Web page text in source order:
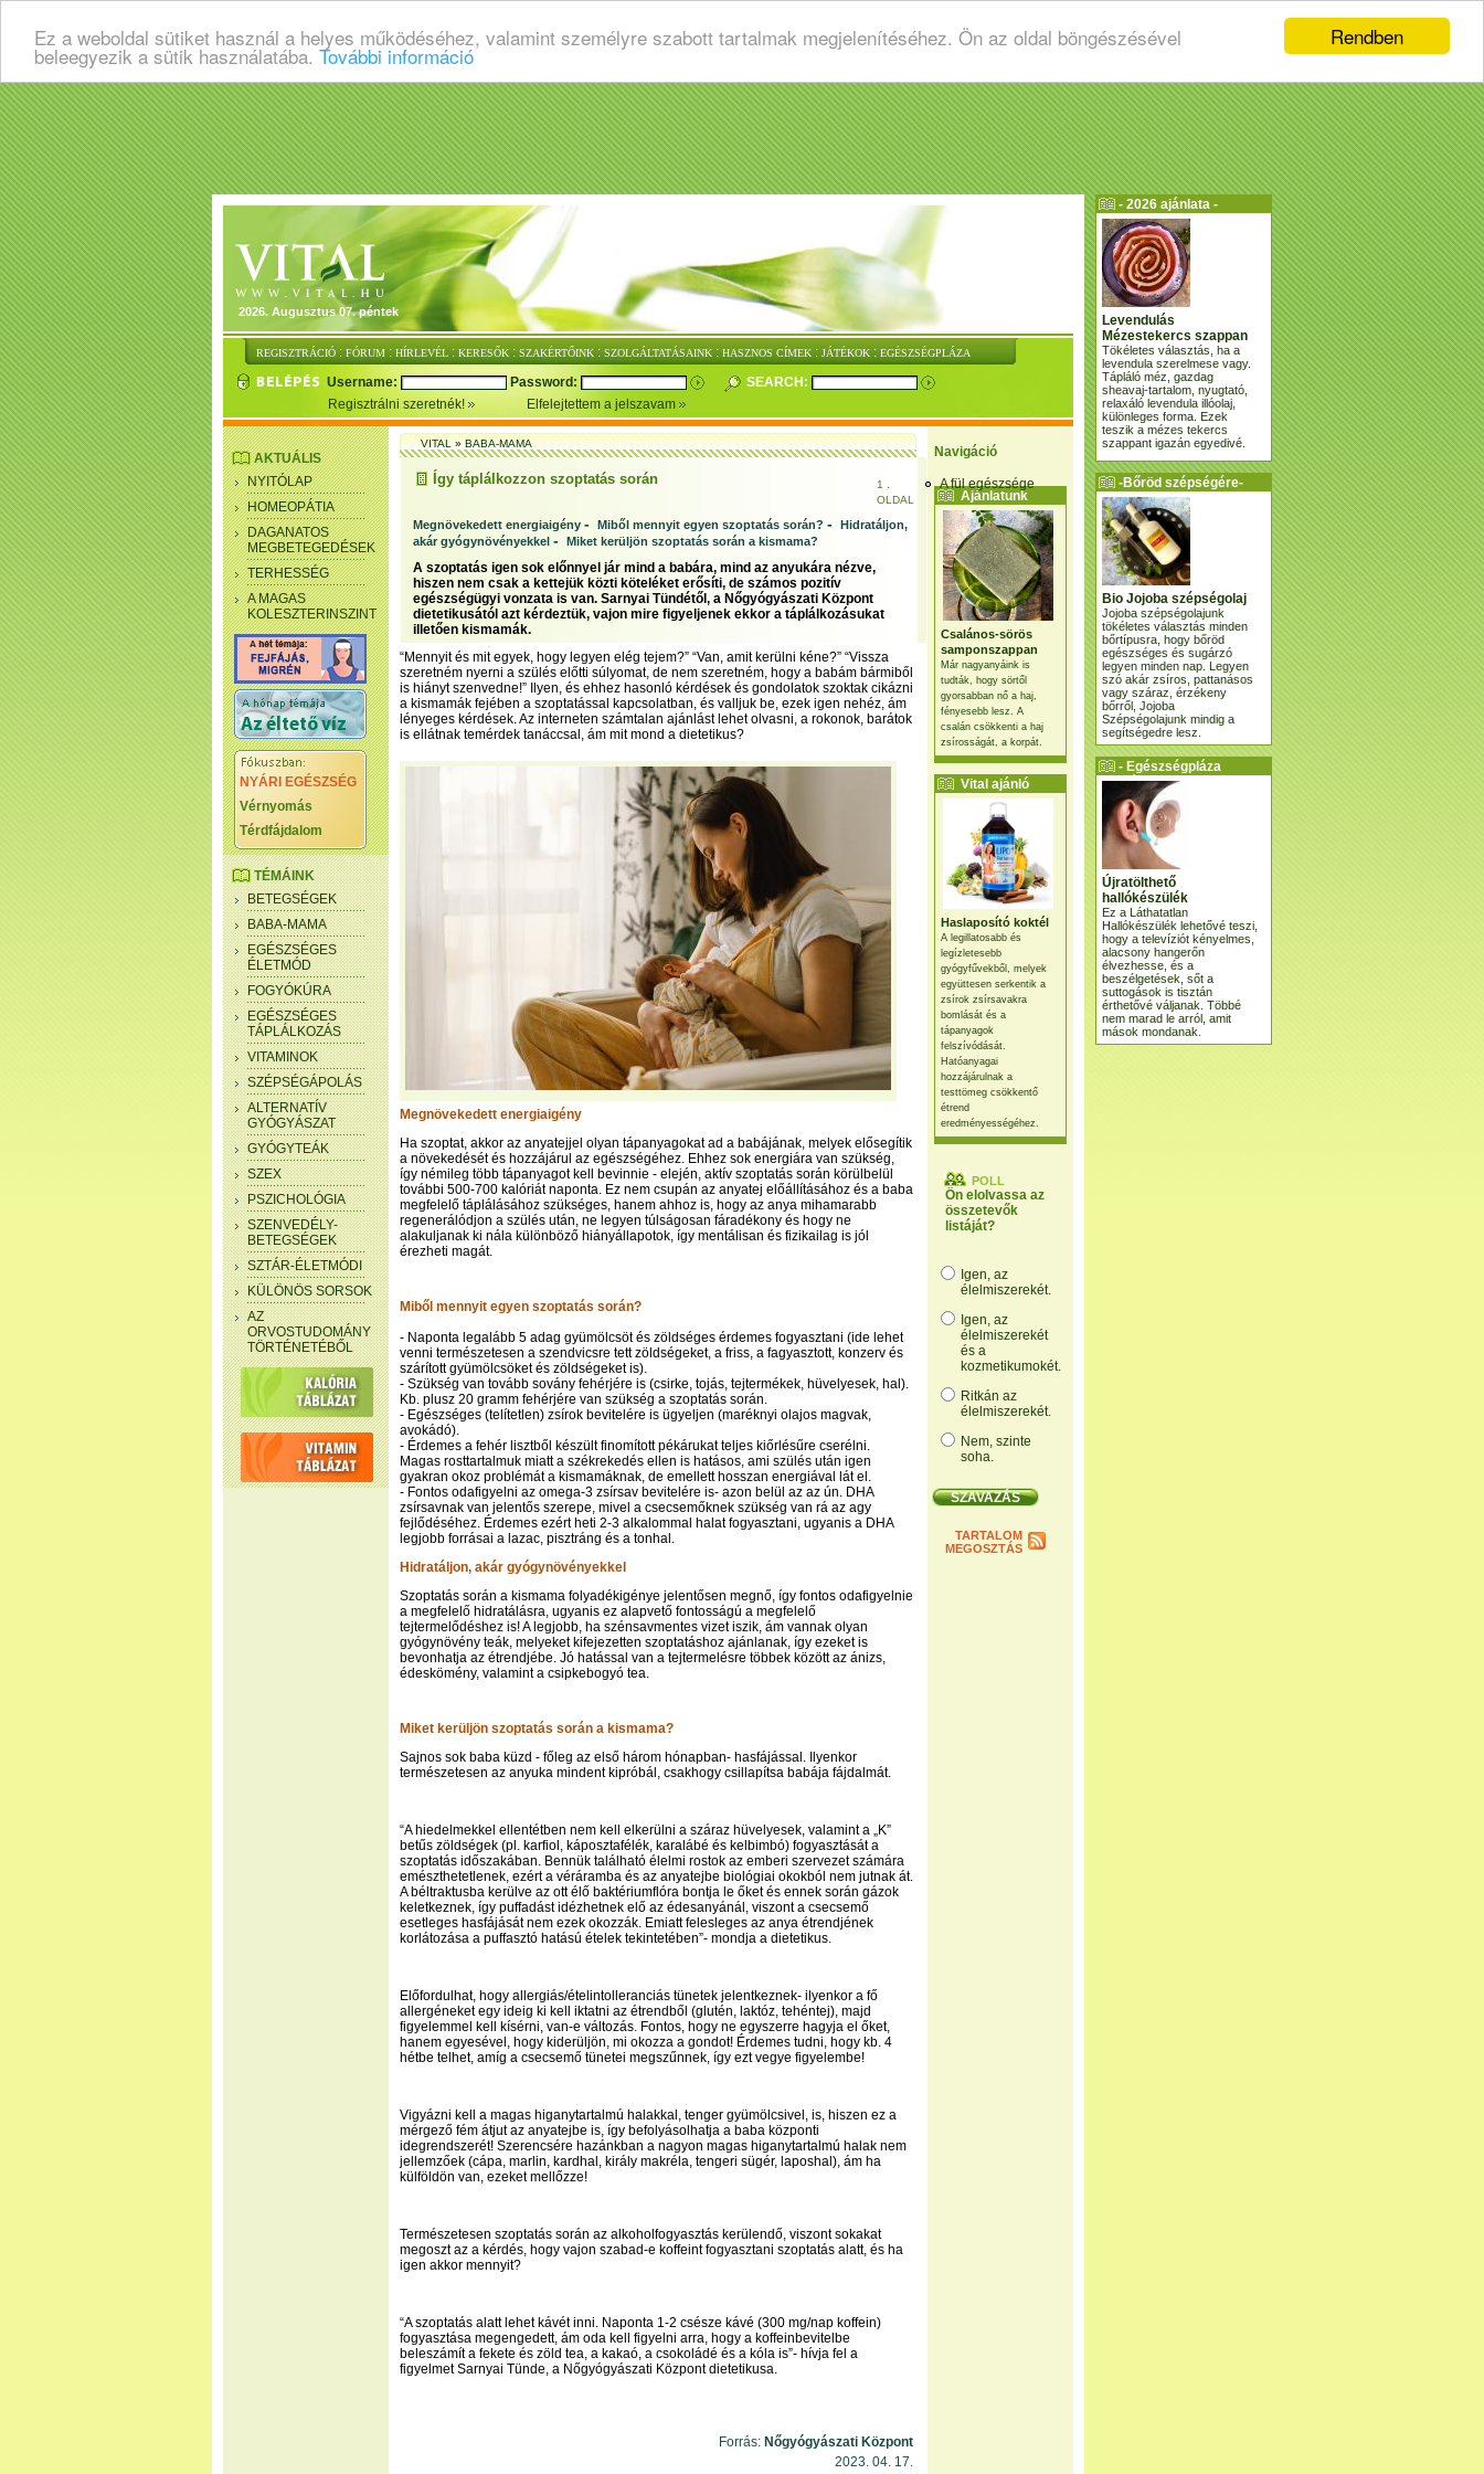
Rendben
Ez a weboldal sütiket használ a helyes működéséhez, valamint személyre szabott tartalmak megjelenítéséhez. Ön az oldal böngészésével
beleegyezik a sütik használatába. További információ
2026. Augusztus 07. péntek
REGISZTRÁCIÓ : FÓRUM : HÍRLEVÉL : KERESŐK : SZAKÉRTŐINK : SZOLGÁLTATÁSAINK : HASZNOS CÍMEK : JÁTÉKOK : EGÉSZSÉGPLÁZA
Username: Password:
SEARCH:
Regisztrálni szeretnék!
Elfelejtettem a jelszavam
Navigáció
A fül egészsége
Ajánlatunk
Csalános-sörös
samponszappan
Már nagyanyáink is
tudták, hogy sörtől
gyorsabban nő a haj,
fényesebb lesz. A
csalán csökkenti a haj
zsírosságát, a korpát.
Vital ajánló
Haslaposító koktél
A legillatosabb és
legízletesebb
gyógyfűvekből, melyek
együttesen serkentik a
zsírok zsírsavakra
bomlását és a
tápanyagok
felszívódását.
Hatóanyagai
hozzájárulnak a
testtömeg csökkentő
étrend
eredményességéhez.
POLL
Ön elolvassa az
összetevők
listáját?
Igen, az
élelmiszerekét.
Igen, az
élelmiszerekét
és a
kozmetikumokét.
Ritkán az
élelmiszerekét.
Nem, szinte
soha.
TARTALOM
MEGOSZTÁS
AKTUÁLIS
NYITÓLAP
HOMEOPÁTIA
DAGANATOS
MEGBETEGEDÉSEK
TERHESSÉG
A MAGAS
KOLESZTERINSZINT
NYÁRI EGÉSZSÉG
Vérnyomás
Térdfájdalom
TÉMÁINK
BETEGSÉGEK
BABA-MAMA
EGÉSZSÉGES
ÉLETMÓD
FOGYÓKÚRA
EGÉSZSÉGES
TÁPLÁLKOZÁS
VITAMINOK
SZÉPSÉGÁPOLÁS
ALTERNATÍV
GYÓGYÁSZAT
GYÓGYTEÁK
SZEX
PSZICHOLÓGIA
SZENVEDÉLY-
BETEGSÉGEK
SZTÁR-ÉLETMÓDI
KÜLÖNÖS SORSOK
AZ
ORVOSTUDOMÁNY
TÖRTÉNETÉBŐL
VITAL»BABA-MAMA
Így táplálkozzon szoptatás során
1 .
OLDAL
Megnövekedett energiaigény - Miből mennyit egyen szoptatás során? - Hidratáljon,
akár gyógynövényekkel - Miket kerüljön szoptatás során a kismama?
A szoptatás igen sok előnnyel jár mind a babára, mind az anyukára nézve,
hiszen nem csak a kettejük közti köteléket erősíti, de számos pozitív
egészségügyi vonzata is van. Sarnyai Tündétől, a Nőgyógyászati Központ
dietetikusától azt kérdeztük, vajon mire figyeljenek ekkor a táplálkozásukat
illetően kismamák.
“Mennyit és mit egyek, hogy legyen elég tejem?” “Van, amit kerülni kéne?” “Vissza
szeretném nyerni a szülés előtti súlyomat, de nem szeretném, hogy a babám bármiből
is hiányt szenvedne!” Ilyen, és ehhez hasonló kérdések és gondolatok szoktak cikázni
a kismamák fejében a szoptatással kapcsolatban, és valljuk be, ezek igen nehéz, ám
lényeges kérdések. Az interneten számtalan ajánlást lehet olvasni, a rokonok, barátok
is ellátnak temérdek tanáccsal, ám mit mond a dietetikus?
Megnövekedett energiaigény
Ha szoptat, akkor az anyatejjel olyan tápanyagokat ad a babájának, melyek elősegítik
a növekedését és hozzájárul az egészségéhez. Ehhez sok energiára van szükség,
így némileg több tápanyagot kell bevinnie - elején, aktív szoptatás során körülbelül
további 500-700 kalóriát naponta. Ez nem csupán az anyatej előállításához és a baba
megfelelő táplálásához szükséges, hanem ahhoz is, hogy az anya mihamarabb
regenerálódjon a szülés után, ne legyen túlságosan fáradékony és hogy ne
alakuljanak ki nála különböző hiányállapotok, így mentálisan és fizikailag is jól
érezheti magát.
Miből mennyit egyen szoptatás során?
- Naponta legalább 5 adag gyümölcsöt és zöldséges érdemes fogyasztani (ide lehet
venni természetesen a szendvicsre tett zöldségeket, a friss, a fagyasztott, konzerv és
szárított gyümölcsöket és zöldségeket is).
- Szükség van tovább sovány fehérjére is (csirke, tojás, tejtermékek, hüvelyesek, hal).
Kb. plusz 20 gramm fehérjére van szükség a szoptatás során.
- Egészséges (telítetlen) zsírok bevitelére is ügyeljen (maréknyi olajos magvak,
avokádó).
- Érdemes a fehér lisztből készült finomított pékárukat teljes kiőrlésűre cserélni.
Magas rosttartalmuk miatt a székrekedés ellen is hatásos, ami szülés után igen
gyakran okoz problémát a kismamáknak, de emellett hosszan energiával lát el.
- Fontos odafigyelni az omega-3 zsírsav bevitelére is- azon belül az az ún. DHA
zsírsavnak van jelentős szerepe, mivel a csecsemőknek szükség van rá az agy
fejlődéséhez. Érdemes ezért heti 2-3 alkalommal halat fogyasztani, ugyanis a DHA
legjobb forrásai a lazac, pisztráng és a tonhal.
Hidratáljon, akár gyógynövényekkel
Szoptatás során a kismama folyadékigénye jelentősen megnő, így fontos odafigyelnie
a megfelelő hidratálásra, ugyanis ez alapvető fontosságú a megfelelő
tejtermelődéshez is! A legjobb, ha szénsavmentes vizet iszik, ám vannak olyan
gyógynövény teák, melyeket kifejezetten szoptatáshoz ajánlanak, így ezeket is
bevonhatja az étrendjébe. Jó hatással van a tejtermelésre többek között az ánizs,
édeskömény, valamint a csipkebogyó tea.
Miket kerüljön szoptatás során a kismama?
Sajnos sok baba küzd - főleg az első három hónapban- hasfájással. Ilyenkor
természetesen az anyuka mindent kipróbál, csakhogy csillapítsa babája fájdalmát.
“A hiedelmekkel ellentétben nem kell elkerülni a száraz hüvelyesek, valamint a „K”
betűs zöldségek (pl. karfiol, káposztafélék, karalábé és kelbimbó) fogyasztását a
szoptatás időszakában. Bennük található élelmi rostok az emberi szervezet számára
emészthetetlenek, ezért a véráramba és az anyatejbe biológiai okokból nem jutnak át.
A béltraktusba kerülve az ott élő baktériumflóra bontja le őket és ennek során gázok
keletkeznek, így puffadást idézhetnek elő az édesanyánál, viszont a csecsemő
esetleges hasfájását nem ezek okozzák. Emiatt felesleges az anya étrendjének
korlátozása a puffasztó hatású ételek tekintetében”- mondja a dietetikus.
Előfordulhat, hogy allergiás/ételintolleranciás tünetek jelentkeznek- ilyenkor a fő
allergéneket egy ideig ki kell iktatni az étrendből (glutén, laktóz, tehéntej), majd
figyelemmel kell kísérni, van-e változás. Fontos, hogy ne egyszerre hagyja el őket,
hanem egyesével, hogy kiderüljön, mi okozza a gondot! Érdemes tudni, hogy kb. 4
hétbe telhet, amíg a csecsemő tünetei megszűnnek, így ezt vegye figyelembe!
Vigyázni kell a magas higanytartalmú halakkal, tenger gyümölcsivel, is, hiszen ez a
mérgező fém átjut az anyatejbe is, így befolyásolhatja a baba központi
idegrendszerét! Szerencsére hazánkban a nagyon magas higanytartalmú halak nem
jellemzőek (cápa, marlin, kardhal, király makréla, tengeri sügér, laposhal), ám ha
külföldön van, ezeket mellőzze!
Természetesen szoptatás során az alkoholfogyasztás kerülendő, viszont sokakat
megoszt az a kérdés, hogy vajon szabad-e koffeint fogyasztani szoptatás alatt, és ha
igen akkor mennyit?
“A szoptatás alatt lehet kávét inni. Naponta 1-2 csésze kávé (300 mg/nap koffein)
fogyasztása megengedett, ám oda kell figyelni arra, hogy a koffeinbevitelbe
beleszámít a fekete és zöld tea, a kakaó, a csokoládé és a kóla is”- hívja fel a
figyelmet Sarnyai Tünde, a Nőgyógyászati Központ dietetikusa.
Forrás: Nőgyógyászati Központ
2023. 04. 17.
- 2026 ajánlata -
Levendulás
Mézestekercs szappan
Tökéletes választás, ha a
levendula szerelmese vagy.
Tápláló méz, gazdag
sheavaj-tartalom, nyugtató,
relaxáló levendula illóolaj,
különleges forma. Ezek
teszik a mézes tekercs
szappant igazán egyedivé.
-Bőröd szépségére-
Bio Jojoba szépségolaj
Jojoba szépségolajunk
tökéletes választás minden
bőrtípusra, hogy bőröd
egészséges és sugárzó
legyen minden nap. Legyen
szó akár zsíros, pattanásos
vagy száraz, érzékeny
bőrről, Jojoba
Szépségolajunk mindig a
segítségedre lesz.
- Egészségpláza
ajánlatunk -
Újratölthető
hallókészülék
Ez a Láthatatlan
Hallókészülék lehetővé teszi,
hogy a televíziót kényelmes,
alacsony hangerőn
élvezhesse, és a
beszélgetések, sőt a
suttogások is tisztán
érthetővé váljanak. Többé
nem marad le arról, amit
mások mondanak.